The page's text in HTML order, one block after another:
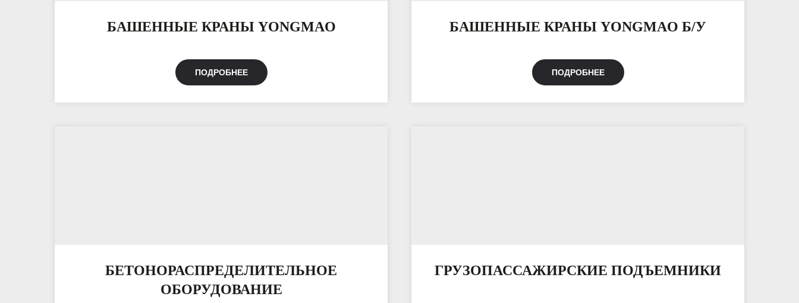
БАШЕННЫЕ КРАНЫ YONGMAO
ПОДРОБНЕЕ
БАШЕННЫЕ КРАНЫ YONGMAO Б/У
ПОДРОБНЕЕ
БЕТОНОРАСПРЕДЕЛИТЕЛЬНОЕ
ОБОРУДОВАНИЕ
ГРУЗОПАССАЖИРСКИЕ ПОДЪЕМНИКИ